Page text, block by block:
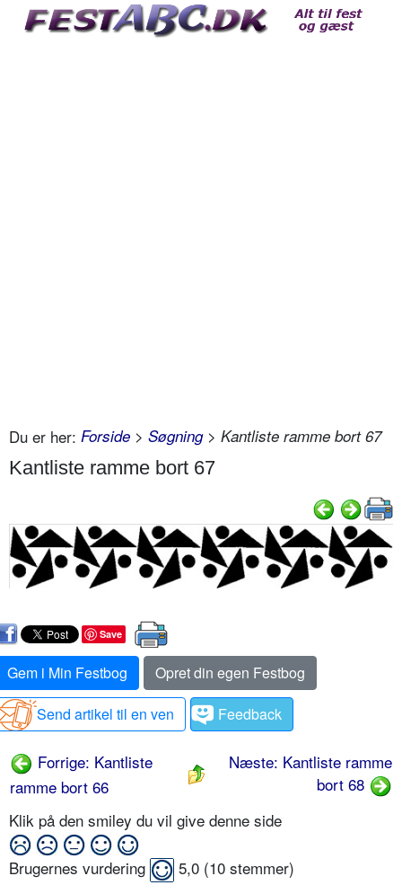
Du er her: Forside > Søgning> Kantliste ramme bort 67
Kantliste ramme bort 67
Save
Gem i Min Festbog
Opret din egen Festbog
Send artikel til en ven
Feedback
Forrige: Kantliste
ramme bort 66
Næste: Kantliste ramme
bort 68
Klik på den smiley du vil give denne side
Brugernes vurdering 5,0 (10 stemmer)